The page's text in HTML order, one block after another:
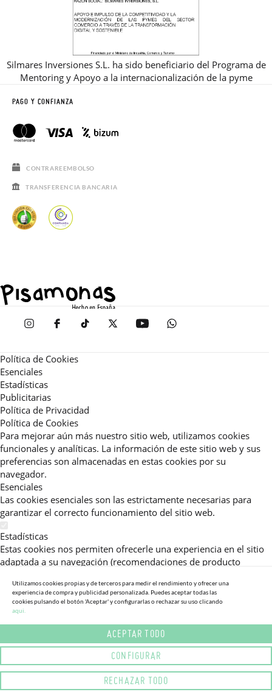
Silmares Inversiones S.L. ha sido beneficiario del Programa de
Mentoring y Apoyo a la internacionalización de la pyme
PAGO Y CONFIANZA
CONTRAREEMBOLSO
TRANSFERENCIA BANCARIA
Política de Cookies
Esenciales
Estadísticas
Publicitarias
Política de Privacidad
Política de Cookies
Para mejorar aún más nuestro sitio web, utilizamos cookies
funcionales y analíticas. La información de este sitio web y sus
preferencias son almacenadas en estas cookies por su
navegador.
Esenciales
Las cookies esenciales son las estrictamente necesarias para
garantizar el correcto funcionamiento del sitio web.
Estadísticas
Estas cookies nos permiten ofrecerle una experiencia en el sitio
adaptada a su navegación (recomendaciones de producto
consultadas, etc).Al activar esta cookie, nos ayuda a mejorar aún
más su experiencia.
Publicitarias
Estas cookies permiten a nuestros socios publicitarios enviarle
mensajes específicos y personalizados.
Política de Privacidad
Lea más sobre el uso de cookies en este sitio web en nuestra
Utilizamos cookies propias y de terceros para medir el rendimiento y ofrecer una
experiencia de compra y publicidad personalizada. Puedes aceptar todas las
cookies pulsando el botón 'Aceptar' y configurarlas o rechazar su uso clicando
aqui.
ACEPTAR TODO
CONFIGURAR
RECHAZAR TODO